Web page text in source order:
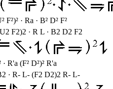
F²)² · Ra · B² D² F²
F2)2 · R L · B2 D2 F2
· R'a (F² D²)² R'a
· R- L- (F2 D2)2 R- L-